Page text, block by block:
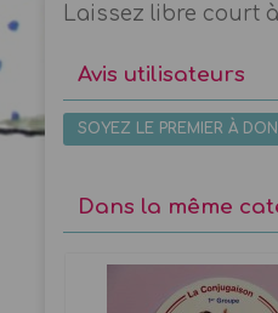
Laissez libre court
Avis utilisateurs
SOYEZ LE PREMIER À
Dans la même